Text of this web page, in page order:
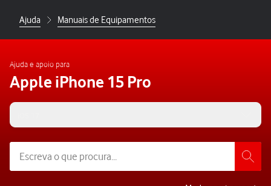
Ajuda Manuais de Equipamentos
Ajuda e apoio para
Apple iPhone 15 Pro